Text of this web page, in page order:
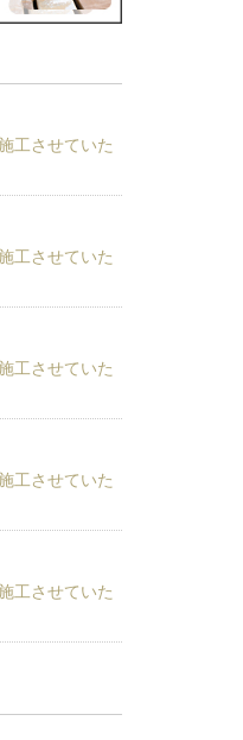
工させていた
工させていた
工させていた
工させていた
工させていた